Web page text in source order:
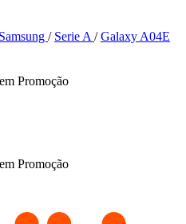
Samsung / Serie A/ Galaxy A04E
Promoção
Promoção